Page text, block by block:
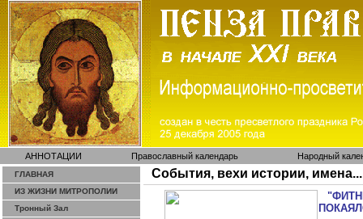
АННОТАЦИИ Православный календарь Народный
ГЛАВНАЯ
ИЗ ЖИЗНИ МИТРОПОЛИИ
Тронный Зал
События, вехи истории, имена...